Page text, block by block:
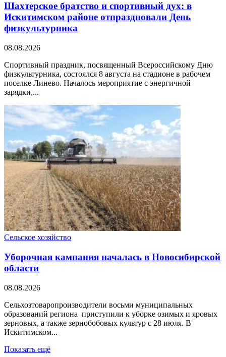
Шахтерское братство и спортивный дух: в
Искитимском районе отпраздновали День
физкультурника
08.08.2026
Спортивный праздник, посвященный Всероссийскому Дню
физкультурника, состоялся 8 августа на стадионе в рабочем
поселке Линево. Началось мероприятие с энергичной
зарядки,...
Сельское хозяйство
Уборочная кампания началась в Новосибирской
области
08.08.2026
Сельхозтоваропроизводители восьми муниципальных
образований региона приступили к уборке озимых и яровых
зерновых, а также зернобобовых культур с 28 июля. В
Искитимском...
Показать ещё